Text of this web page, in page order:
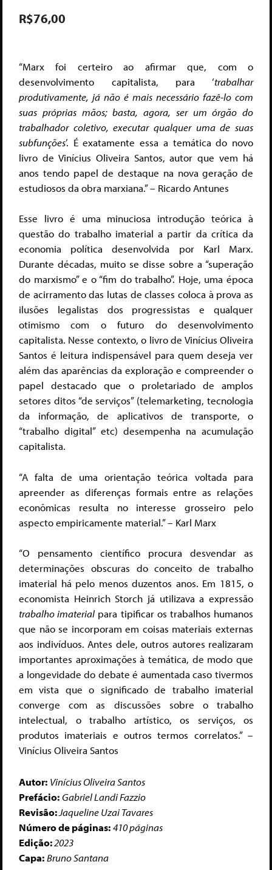
R$76,00
“Marx foi certeiro ao afirmar que, com o
desenvolvimento capitalista, para ‘trabalhar
produtivamente, já não é mais necessário fazê-lo com
suas próprias mãos; basta, agora, ser um órgão do
trabalhador coletivo, executar qualquer uma de suas
subfunções’. É exatamente essa a temática do novo
livro de Vinícius Oliveira Santos, autor que vem há
anos tendo papel de destaque na nova geração de
estudiosos da obra marxiana.” – Ricardo Antunes
Esse livro é uma minuciosa introdução teórica à
questão do trabalho imaterial a partir da crítica da
economia política desenvolvida por Karl Marx.
Durante décadas, muito se disse sobre a “superação
do marxismo” e o “fim do trabalho”. Hoje, uma época
de acirramento das lutas de classes coloca à prova as
ilusões legalistas dos progressistas e qualquer
otimismo com o futuro do desenvolvimento
capitalista. Nesse contexto, o livro de Vinícius Oliveira
Santos é leitura indispensável para quem deseja ver
além das aparências da exploração e compreender o
papel destacado que o proletariado de amplos
setores ditos “de serviços” (telemarketing, tecnologia
da informação, de aplicativos de transporte, o
“trabalho digital” etc) desempenha na acumulação
capitalista.
“A falta de uma orientação teórica voltada para
apreender as diferenças formais entre as relações
econômicas resulta no interesse grosseiro pelo
aspecto empiricamente material.” – Karl Marx
“O pensamento científico procura desvendar as
determinações obscuras do conceito de trabalho
imaterial há pelo menos duzentos anos. Em 1815, o
economista Heinrich Storch já utilizava a expressão
trabalho imaterialpara tipificar os trabalhos humanos
que não se incorporam em coisas materiais externas
aos indivíduos. Antes dele, outros autores realizaram
importantes aproximações à temática, de modo que
a longevidade do debate é aumentada caso tivermos
em vista que o significado de trabalho imaterial
converge com as discussões sobre o trabalho
intelectual, o trabalho artístico, os serviços, os
produtos imateriais e outros termos correlatos.” –
Vinícius Oliveira Santos
Autor: Vinícius Oliveira Santos
Prefácio:Gabriel Landi Fazzio
Revisão: Jaqueline Uzai Tavares
Número de páginas:410 páginas
Edição:2023
Capa:Bruno Santana